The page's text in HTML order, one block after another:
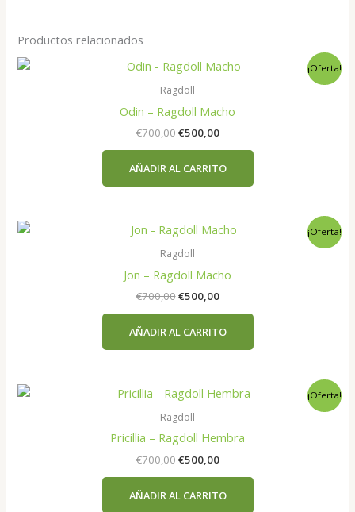
Productos relacionados
¡Oferta!
Ragdoll
Odin – Ragdoll Macho
€700,00El
era:
€700,00.
€500,00El
es:
€500,00.
AÑADIR AL CARRITO
¡Oferta!
Ragdoll
Jon – Ragdoll Macho
€700,00El
era:
€700,00.
€500,00El
es:
€500,00.
AÑADIR AL CARRITO
¡Oferta!
Ragdoll
Pricillia – Ragdoll Hembra
€700,00El
era:
€500,00El
es:
AÑADIR AL CARRITO